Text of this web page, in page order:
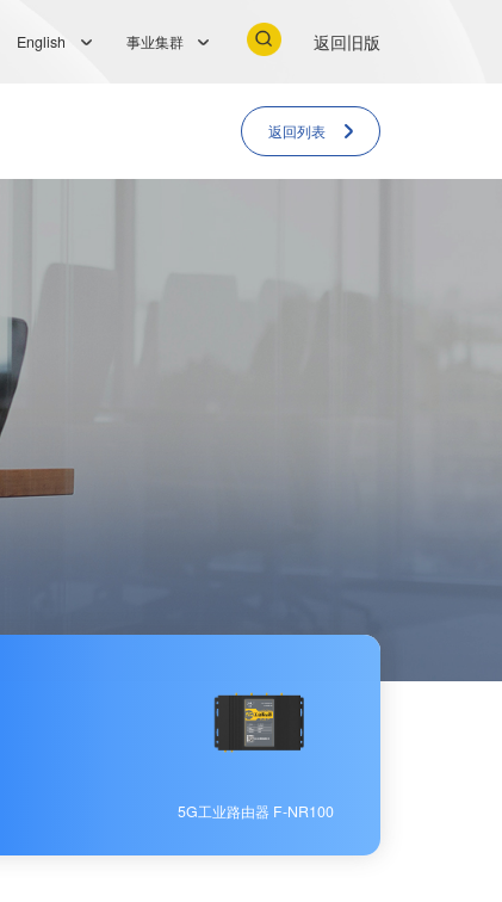
English 事业集群 返回旧版
返回列表
5G工业路由器 F-NR100